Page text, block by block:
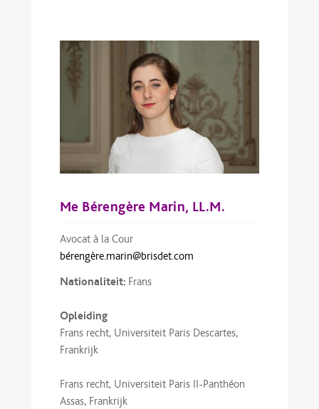
Me Bérengère Marin, LL.M.
Avocat à la Cour
bérengère.marin@brisdet.com
Nationaliteit: Frans
Opleiding
Frans recht, Universiteit Paris Descartes,
Frankrijk
Frans recht, Universiteit Paris II-Panthéon
Assas, Frankrijk